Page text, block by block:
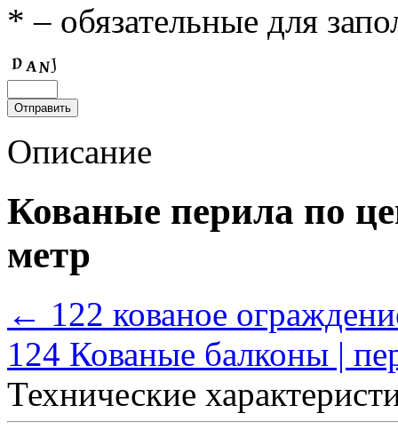
* – обязательные для
Описание
Кованые перила по
метр
← 122 кованое
124 Кованые балконы |
Технические